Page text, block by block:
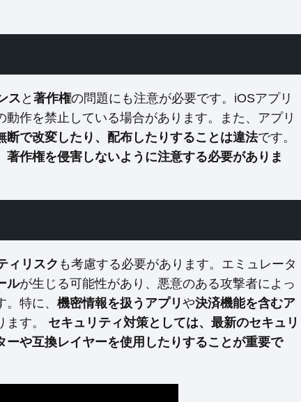
スと 著作権の問題にも注意が必要です。iOSアプリ
作を禁止している場合があります。また、アプリ
断で改変したり、配布したりすることは違法です。
作権を侵害しないように注意する必要がありま
ィリスク も考慮する必要があります。エミュレータ
ルが生じる可能性があり、悪意のある攻撃者によっ
特に、 機密情報を扱うアプリ や決済機能を含むア
ます。 セキュリティ対策としては、最新のセキュリ
や互換レイヤーを使用したりすることが重要で